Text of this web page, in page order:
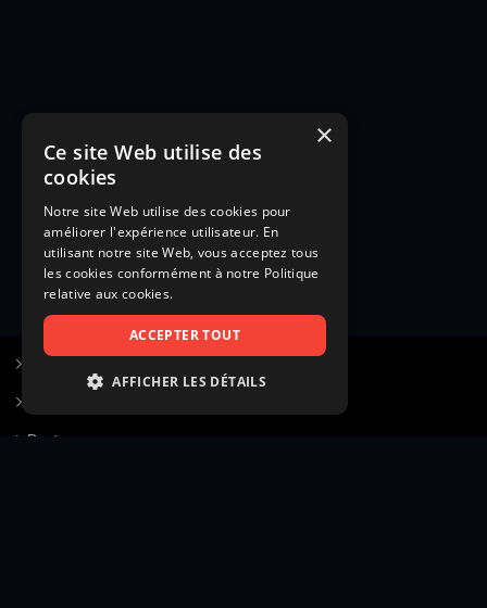
Poster une annonce
×
Ce site Web utilise des
cookies
Notre site Web utilise des cookies pour
améliorer l'expérience utilisateur. En
utilisant notre site Web, vous acceptez tous
les cookies conformément à notre Politique
relative aux cookies.
ACCEPTER TOUT
AFFICHER LES DÉTAILS